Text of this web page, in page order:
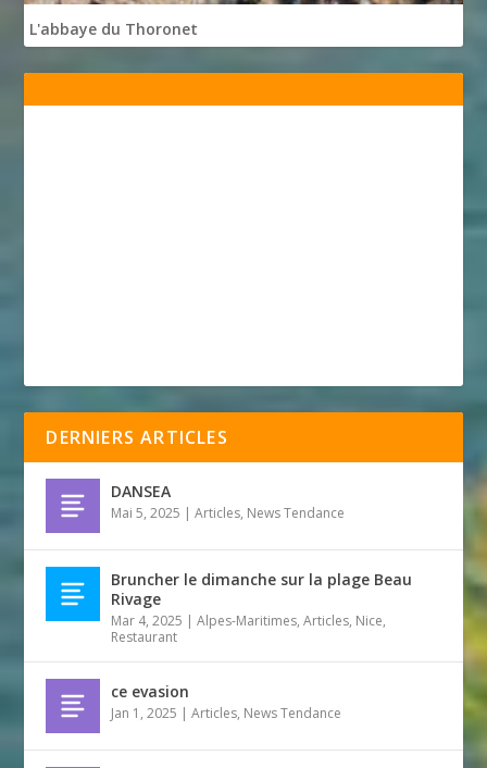
L'abbaye du Thoronet
DERNIERS ARTICLES
DANSEA
Mai 5, 2025 |Articles, News Tendance
Bruncher le dimanche sur la plage Beau
Rivage
Mar 4, 2025 |Alpes-Maritimes,Articles, Nice,
Restaurant
ce evasion
Jan 1, 2025 |Articles, News Tendance